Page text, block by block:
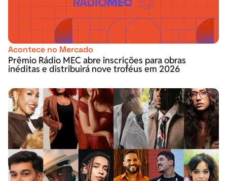
Acontece no Mercado
Prêmio Rádio MEC abre inscrições para obras
inéditas e distribuirá nove troféus em 2026